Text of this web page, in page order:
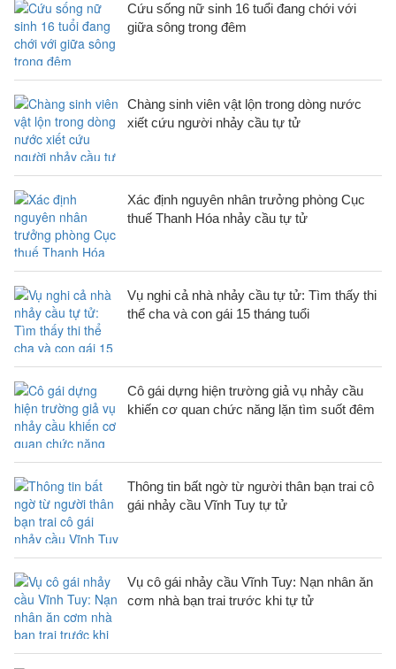
Cứu sống nữ sinh 16 tuổi đang chới với
giữa sông trong đêm
Chàng sinh viên vật lộn trong dòng nước
xiết cứu người nhảy cầu tự tử
Xác định nguyên nhân trưởng phòng Cục
thuế Thanh Hóa nhảy cầu tự tử
Vụ nghi cả nhà nhảy cầu tự tử: Tìm thấy thi
thể cha và con gái 15 tháng tuổi
Cô gái dựng hiện trường giả vụ nhảy cầu
khiến cơ quan chức năng lặn tìm suốt đêm
Thông tin bất ngờ từ người thân bạn trai cô
gái nhảy cầu Vĩnh Tuy tự tử
Vụ cô gái nhảy cầu Vĩnh Tuy: Nạn nhân ăn
cơm nhà bạn trai trước khi tự tử